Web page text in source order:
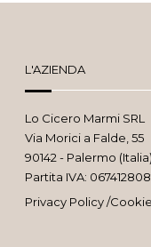
L'AZIENDA
Lo Cicero Marmi SRL
Via Morici a Falde, 55
90142 - Palermo (Italia)
Partita IVA:
Privacy Policy/